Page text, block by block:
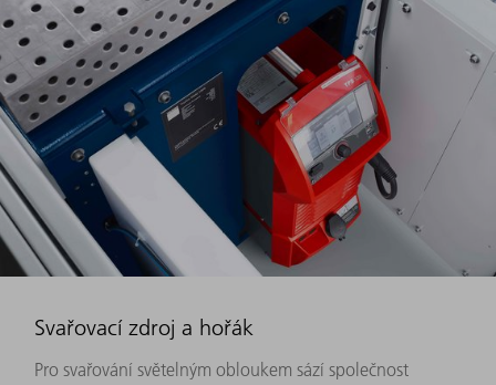
Svařovací zdroj a hořák
Pro svařování světelným obloukem sází společnost